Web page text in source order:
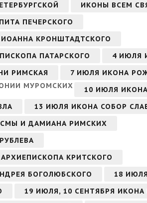
ИКОНЫ ВСЕМ
ПЕЧЕРСКОГО
КРОНШТАДТСКОГО
ПАТАРСКОГО
4 ИЮЛЯ
РИМСКАЯ
7 ИЮЛЯ ИКОНА
МУРОМСКИХ
10 ИЮЛЯ
13 ИЮЛЯ ИКОНА СОБОР
И ДАМИАНА РИМСКИХ
КРИТСКОГО
БОГОЛЮБСКОГО
18
19 ИЮЛЯ, 10 СЕНТЯБРЯ